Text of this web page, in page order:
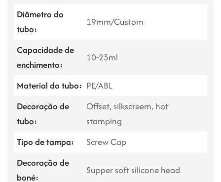
Diâmetro do
tubo:
19mm/Custom
Capacidade de
enchimento:
10-25ml
Material do tubo: PE/ABL
Decoração de
tubo:
Offset, silkscreem, hot
stamping
Tipo de tampa:
Screw Cap
Decoração de
boné:
Supper soft silicone head